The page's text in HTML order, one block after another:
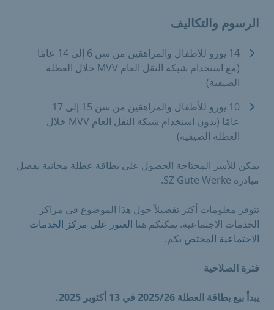
الرسوم والتكاليف
14 يورو للأطفال والمراهقين من سن 6 إلى 14 عامًا
(مع استخدام شبكة النقل العام MVV خلال العطلة
الصيفية)
10 يورو للأطفال والمراهقين من سن 15 إلى 17
عامًا (بدون استخدام شبكة النقل العام MVV خلال
العطلة الصيفية)
يمكن للأسر المحتاجة الحصول على بطاقة عطلة مجانية بفضل
مبادرة SZ Gute Werke.
تتوفر معلومات أكثر تفصيلاً حول هذا الموضوع في مراكز
الخدمات الاجتماعية. يمكنكم هنا العثور على مركز الخدمات
الاجتماعية المختص بكم.
فترة الصلاحية
يبدأ بيع بطاقة العطلة 2025/26 في 13 أكتوبر 2025.